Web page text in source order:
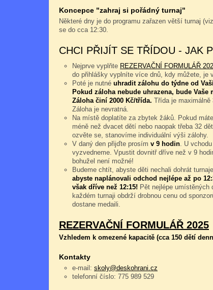
Koncepce "zahraj si pořádný turnaj"
Některé dny je do programu zařazen větší turnaj
se do cca 12:30.
CHCI PŘIJÍT SE TŘÍDOU - JAK
Nejprve vyplňte REZERVAČNÍ FORMULÁŘ
do přihlášky vyplníte více dnů, kdy můžete, je
Poté je nutné uhradit zálohu do týdne od
Pokud záloha nebude uhrazena, bude
Záloha činí 2000 Kč/třída. Třída je maximálně
Záloha je nevratná.
Na místě doplatíte za zbytek žáků. Pokud
méně než dvacet dětí nebo naopak třeba 32
ozvěte se, stanovíme individuální výši zálohy.
V daný den přijďte prosím v 9 hodin. U
vyzvedneme. Vpustit dovnitř dříve než v 9
bohužel není možné!
Budeme chtít, abyste děti nechali dohrát
abyste naplánovali odchod nejlépe až po
však dříve než 12:15! Pět nejlépe umístěných
každém turnaji obdrží drobnou cenu od
dostane medaili.
REZERVAČNÍ FORMULÁŘ 2025
Vzhledem k omezené kapacitě (cca 150 dětí
Kontakty
e-mail: skoly@deskohrani.cz
telefonní číslo: 775 989 529